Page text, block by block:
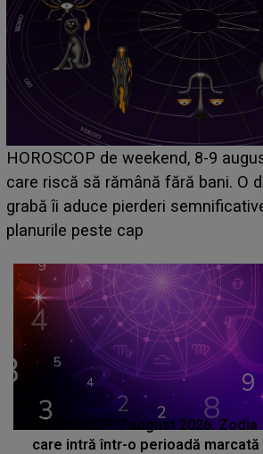
Emanuel a ținut ACEST DETALIU
acum! În fața Alexandrei,
face o MĂRTURISIRE
sa: "I-am spus și ei în față, eu nu
HOROSCOP 7 august 2026. Zodia
care intră într-o perioadă marcată